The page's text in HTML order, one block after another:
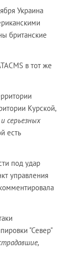
Украина
британские
в тот же
Курской,
серьезных
есть
под удар
управления
"Север"